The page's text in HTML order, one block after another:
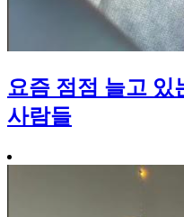
요즘 점점 늘고 있
사람들